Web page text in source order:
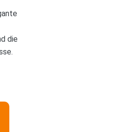
die